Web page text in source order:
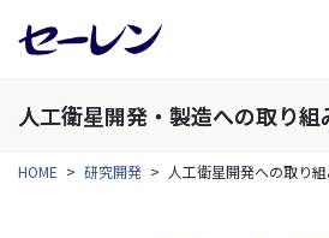
人工衛星開発・製造への取り組
HOME > 研究開発 > 人工衛星開発への取り組